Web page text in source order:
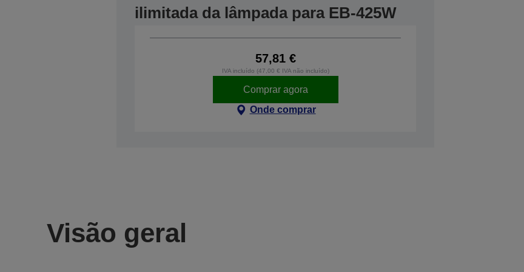
ilimitada da lâmpada para EB-425W
57,81 €
IVA incluído (47,00 € IVA não incluído)
Comprar agora
Onde comprar
Visão geral